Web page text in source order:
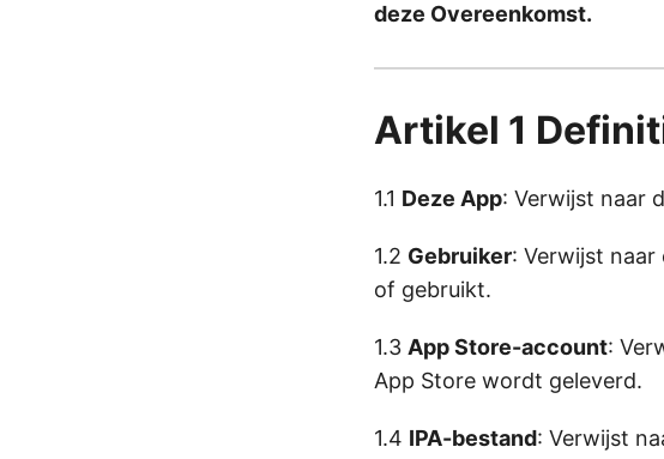
deze Overeenkomst.
Artikel 1
1.1 Deze App: Verwijst naar
1.2 Gebruiker: Verwijst
of gebruikt.
1.3 App Store-account:
App Store wordt geleverd.
1.4 IPA-bestand: Verwijst